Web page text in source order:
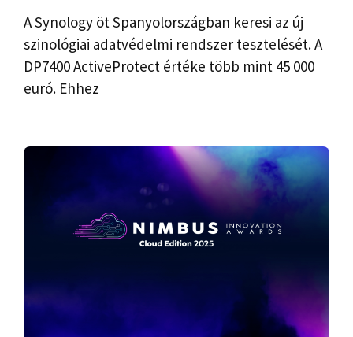
A Synology öt Spanyolországban keresi az új
szinológiai adatvédelmi rendszer tesztelését. A
DP7400 ActiveProtect értéke több mint 45 000
euró. Ehhez